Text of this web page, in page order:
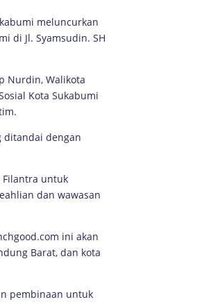
meluncurkan
di Jl. Syamsudin. SH
Nurdin, Walikota
Kota Sukabumi
ditandai dengan
Filantra untuk
dan wawasan
ini akan
Barat, dan kota
pembinaan untuk